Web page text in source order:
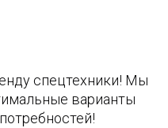
спецтехники! Мы
варианты